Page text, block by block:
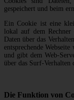
gespeichert und beim
Ein Cookie ist eine
lokal auf dem Rechner
Daten über das
entsprechende
und gibt dem Web-
über das Surf-Verhalten
Die Funktion von